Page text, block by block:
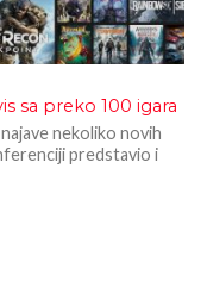
sa preko 100 igara
nekoliko novih
predstavio i